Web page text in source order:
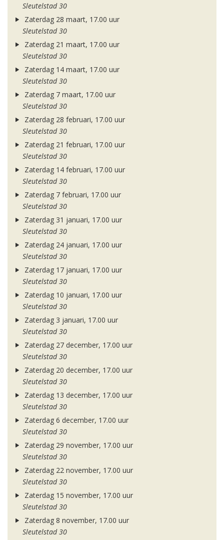
Sleutelstad 30
Zaterdag 28 maart, 17.00 uur
Sleutelstad 30
Zaterdag 21 maart, 17.00 uur
Sleutelstad 30
Zaterdag 14 maart, 17.00 uur
Sleutelstad 30
Zaterdag 7 maart, 17.00 uur
Sleutelstad 30
Zaterdag 28 februari, 17.00 uur
Sleutelstad 30
Zaterdag 21 februari, 17.00 uur
Sleutelstad 30
Zaterdag 14 februari, 17.00 uur
Sleutelstad 30
Zaterdag 7 februari, 17.00 uur
Sleutelstad 30
Zaterdag 31 januari, 17.00 uur
Sleutelstad 30
Zaterdag 24 januari, 17.00 uur
Sleutelstad 30
Zaterdag 17 januari, 17.00 uur
Sleutelstad 30
Zaterdag 10 januari, 17.00 uur
Sleutelstad 30
Zaterdag 3 januari, 17.00 uur
Sleutelstad 30
Zaterdag 27 december, 17.00 uur
Sleutelstad 30
Zaterdag 20 december, 17.00 uur
Sleutelstad 30
Zaterdag 13 december, 17.00 uur
Sleutelstad 30
Zaterdag 6 december, 17.00 uur
Sleutelstad 30
Zaterdag 29 november, 17.00 uur
Sleutelstad 30
Zaterdag 22 november, 17.00 uur
Sleutelstad 30
Zaterdag 15 november, 17.00 uur
Sleutelstad 30
Zaterdag 8 november, 17.00 uur
Sleutelstad 30